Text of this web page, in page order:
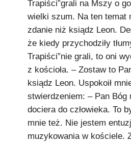
Trapiści”grali na Mszy o
wielki szum. Na ten temat
zdanie niż ksiądz Leon.
że kiedy przychodziły
Trapiści”nie grali, to oni
z kościoła. – Zostaw to
ksiądz Leon. Uspokoił
stwierdzeniem: – Pan Bóg
dociera do człowieka. To
mnie też. Nie jestem
muzykowania w kościele.